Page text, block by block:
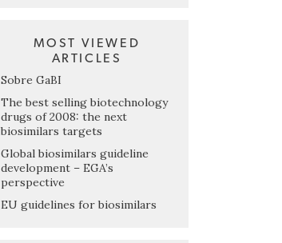
MOST VIEWED
ARTICLES
Sobre GaBI
The best selling biotechnology
drugs of 2008: the next
biosimilars targets
Global biosimilars guideline
development – EGA’s
perspective
EU guidelines for biosimilars